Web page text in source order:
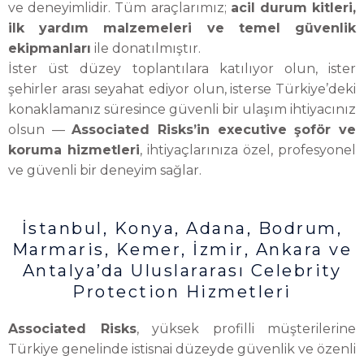
ve deneyimlidir. Tüm araçlarımız; acil durum kitleri,
ilk yardım malzemeleri ve temel güvenlik
ekipmanları ile donatılmıştır.
İster üst düzey toplantılara katılıyor olun, ister
şehirler arası seyahat ediyor olun, isterse Türkiye’deki
konaklamanız süresince güvenli bir ulaşım ihtiyacınız
olsun —Associated Risks’in executive şoför ve
koruma hizmetleri, ihtiyaçlarınıza özel, profesyonel
ve güvenli bir deneyim sağlar.
İstanbul, Konya, Adana, Bodrum,
Marmaris, Kemer, İzmir, Ankara ve
Antalya’da Uluslararası Celebrity
Protection Hizmetleri
Associated Risks, yüksek profilli müşterilerine
Türkiye genelinde istisnai düzeyde güvenlik ve özenli